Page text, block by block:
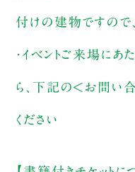
付けの建物ですので
・イベントご来場にあ
ら、下記の＜お問い
ください